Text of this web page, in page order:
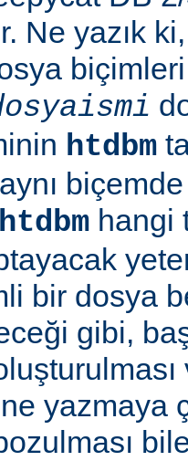
Ne yazık
biçimleri
htdbm
htdbm hangi
bir dosya
gibi,
yazmaya